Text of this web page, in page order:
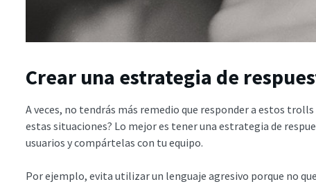
Crear una estrategia de
A veces, no tendrás más remedio que responder a estos trolls
estas situaciones? Lo mejor es tener una estrategia de
usuarios y compártelas con tu equipo.
Por ejemplo, evita utilizar un lenguaje agresivo porque no